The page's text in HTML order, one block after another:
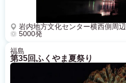
岩内地方文化センター横西側周辺
5000発
福島
第35回ふくやま夏祭り